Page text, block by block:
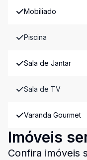
Mobiliado
Piscina
Sala de Jantar
Sala de TV
Varanda Gourmet
Imóveis
Confira imóveis